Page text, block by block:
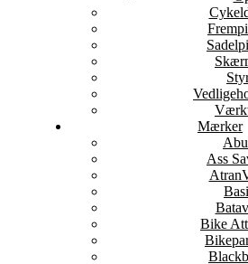
Mærker
Ass
Bike